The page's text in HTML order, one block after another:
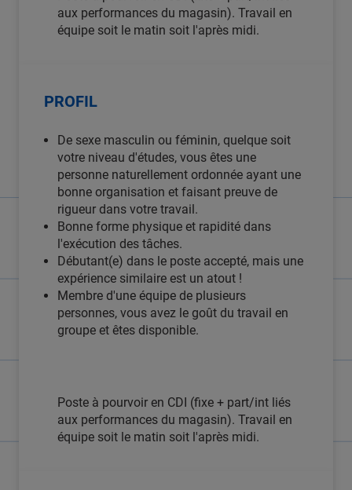
aux performances du magasin). Travail en
équipe soit le matin soit l'après midi.
PROFIL
De sexe masculin ou féminin, quelque soit
votre niveau d'études, vous êtes une
personne naturellement ordonnée ayant une
bonne organisation et faisant preuve de
rigueur dans votre travail.
Bonne forme physique et rapidité dans
l'exécution des tâches.
Débutant(e) dans le poste accepté, mais une
expérience similaire est un atout !
Membre d'une équipe de plusieurs
personnes, vous avez le goût du travail en
groupe et êtes disponible.
Poste à pourvoir en CDI (fixe + part/int liés
aux performances du magasin). Travail en
équipe soit le matin soit l'après midi.